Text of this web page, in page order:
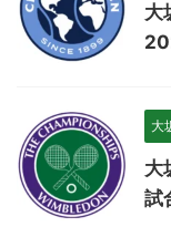
大
大
大
試